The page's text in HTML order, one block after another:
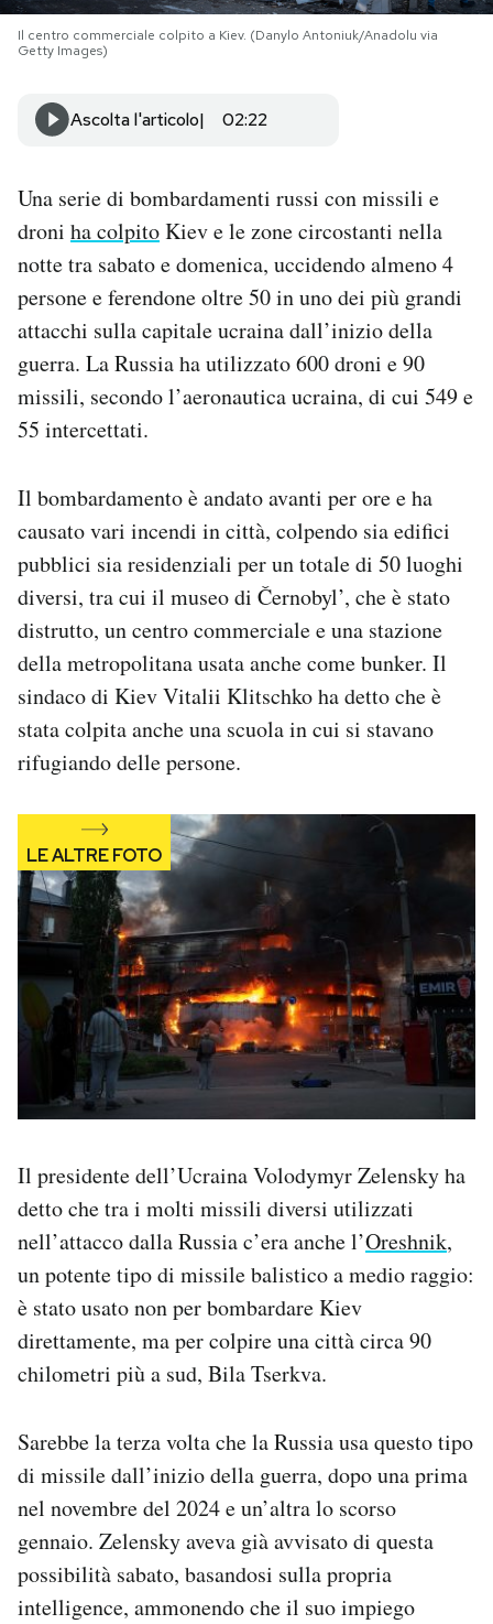
Newsletter
Notifiche mobile
Regala il Post
Hai bisogno di aiuto?
Esci
Il centro commerciale colpito a Kiev. (Danylo Antoniuk/Anadolu via
Getty Images)
Ascolta l'articolo 02:22
Una serie di bombardamenti russi con missili e
droni ha colpitoKiev e le zone circostanti nella
notte tra sabato e domenica, uccidendo almeno 4
persone e ferendone oltre 50 in uno dei più grandi
attacchi sulla capitale ucraina dall’inizio della
guerra. La Russia ha utilizzato 600 droni e 90
missili, secondo l’aeronautica ucraina, di cui 549 e
55 intercettati.
Il bombardamento è andato avanti per ore e ha
causato vari incendi in città, colpendo sia edifici
pubblici sia residenziali per un totale di 50 luoghi
diversi, tra cui il museo di Černobyl’, che è stato
distrutto, un centro commerciale e una stazione
della metropolitana usata anche come bunker. Il
sindaco di Kiev Vitalii Klitschko ha detto che è
stata colpita anche una scuola in cui si stavano
rifugiando delle persone.
Il presidente dell’Ucraina Volodymyr Zelensky ha
detto che tra i molti missili diversi utilizzati
nell’attacco dalla Russia c’era anche l’Oreshnik,
un potente tipo di missile balistico a medio raggio:
è stato usato non per bombardare Kiev
direttamente, ma per colpire una città circa 90
chilometri più a sud, Bila Tserkva.
Sarebbe la terza volta che la Russia usa questo tipo
di missile dall’inizio della guerra, dopo una prima
nel novembre del 2024 e un’altra lo scorso
gennaio. Zelensky aveva già avvisato di questa
possibilità sabato, basandosi sulla propria
intelligence, ammonendo che il suo impiego